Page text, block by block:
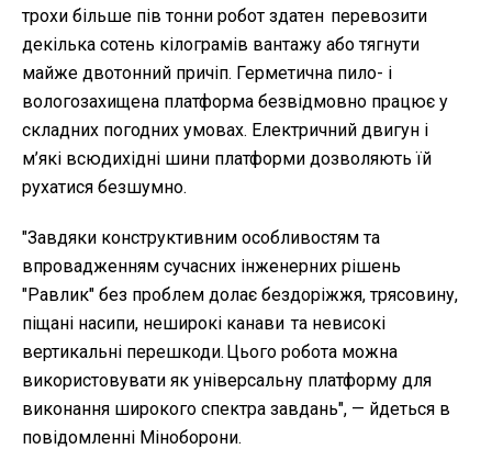
трохи більше пів тонни робот здатен перевозити
декілька сотень кілограмів вантажу або тягнути
майже двотонний причіп. Герметична пило- і
вологозахищена платформа безвідмовно працює у
складних погодних умовах. Електричний двигун і
м’які всюдихідні шини платформи дозволяють їй
рухатися безшумно.
"Завдяки конструктивним особливостям та
впровадженням сучасних інженерних рішень
"Равлик" без проблем долає бездоріжжя, трясовину,
піщані насипи, неширокі канави та невисокі
вертикальні перешкоди. Цього робота можна
використовувати як універсальну платформу для
виконання широкого спектра завдань", — йдеться в
повідомленні Міноборони.